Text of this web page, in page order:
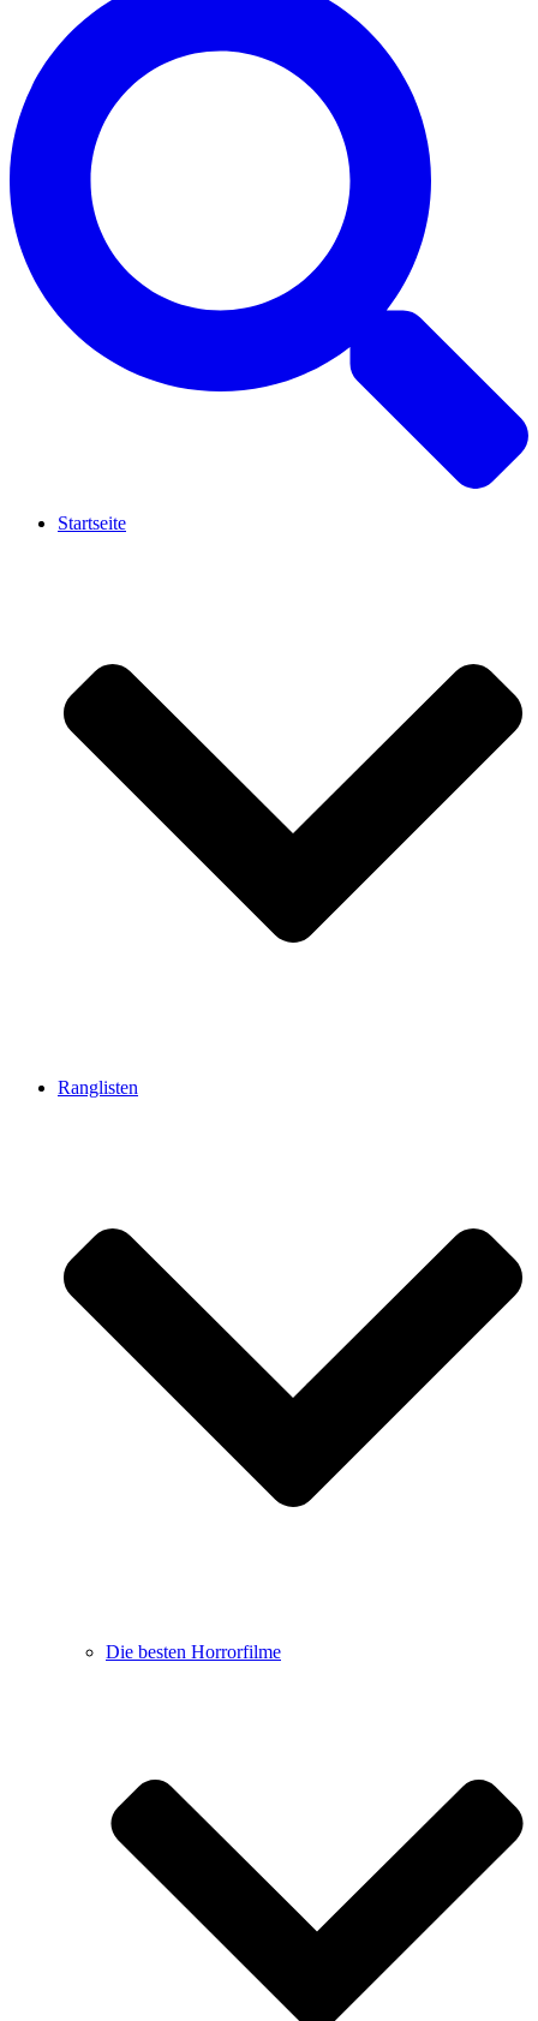
Startseite
Ranglisten
Die besten Horrorfilme